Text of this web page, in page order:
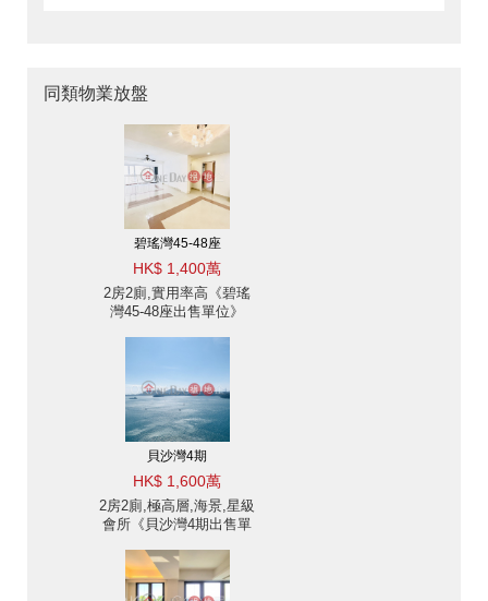
同類物業放盤
碧瑤灣45-48座
HK$ 1,400萬
2房2廁,實用率高《碧瑤
灣45-48座出售單位》
貝沙灣4期
HK$ 1,600萬
2房2廁,極高層,海景,星級
會所《貝沙灣4期出售單